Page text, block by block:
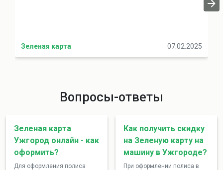
Зеленая карта 07.02.2025
Вопросы-ответы
Зеленая карта
Ужгород онлайн - как
оформить?
Для оформления полиса
Как получить скидку
на Зеленую карту на
машину в Ужгороде?
При оформлении полиса в